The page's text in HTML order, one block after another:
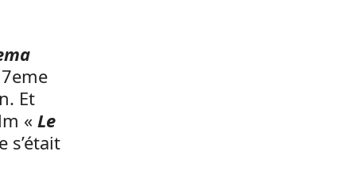
Et
« Le
s’était